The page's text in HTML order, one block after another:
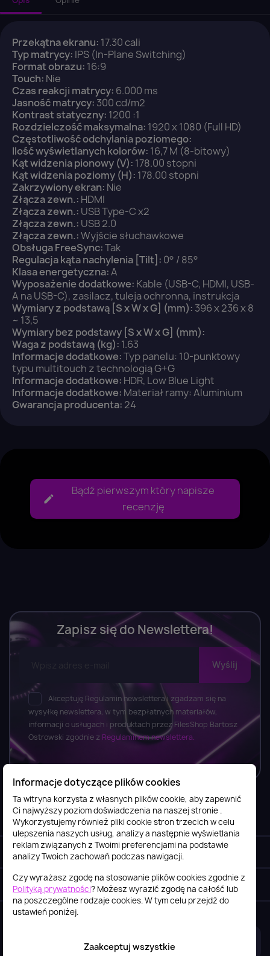
Przekątna ekranu: 17.30 cali
Typ matrycy: IPS (In-Plane Switching)
Format obrazu: 16:9
Touch: Nie
Czas reakcji matrycy: 6.000 ms
Jasność matrycy: 300 cd/m2
Kontrast statyczny: 1200 :1
Rozdzielczość maksymalna: 1920 x 1080 (Full HD)
Częstotliwość odchylania poziomego:
Ilość wyświetlanych kolorów: 16,7 M (8-bitowy)
Kąt widzenia pionowy (V): 178.00 stopni
Kąt widzenia poziomy (H): 178.00 stopni
Zakrzywiony ekran: Nie
Złącza zewn.: HDMI
Złącza zewn.: USB Type-C x2
Złącza zewn.: USB 2.0
Złącza zewn.:Wyjście słuchawkowe
Obsługa FreeSync:Tak
Regulacja kąta nachylenia [Tilt]: 0° / 85°
Klasa energetyczna:A
Wyposażenie dodatkowe: Kable (USB-C, HDMI, USB-
A na USB-C), zasilacz, tuleja ochronna, instrukcja
Wymiary z podstawą [S x W x G] (mm): 396 x 236 x 8
~ 13,5
Wymiary bez podstawy [S x W x G] (mm):
Waga z podstawą (kg): 1.63
Informacje dodatkowe:Typ panelu: 10-punktowy
typu multitouch z technologią G+G
Informacje dodatkowe: HDR, Low Blue Light
Informacje dodatkowe: Materiał ramy: Aluminium
Gwarancja producenta: 24
Bądź pierwszym który napisze
recenzję
Zapisz się do Newslettera!
Akceptuję Regulamin newslettera i zgadzam się na
wysyłkę newslettera, w tym bezpłatnych materiałów,
informacji o usługach i produktach przez FilesShop Bartosz
Ostrowski zgodnie z Regulaminem newslettera.
Informacje
Obsługa klienta
Szybki kontakt keyboard_arrow_down
Informacje dotyczące plików cookies
Ta witryna korzysta z własnych plików cookie, aby zapewnić
Ci najwyższy poziom doświadczenia na naszej stronie .
Wykorzystujemy również pliki cookie stron trzecich w celu
ulepszenia naszych usług, analizy a następnie wyświetlania
reklam związanych z Twoimi preferencjami na podstawie
analizy Twoich zachowań podczas nawigacji.
Czy wyrażasz zgodę na stosowanie plików cookies zgodnie z
Polityką prywatności? Możesz wyrazić zgodę na całość lub
na poszczególne rodzaje cookies. W tym celu przejdź do
ustawień poniżej.
Zaakceptuj wszystkie
2026© itstore.com.pl Projekt i realizacja:
You need to be logged in to save products in your
wish list.
Anuluj